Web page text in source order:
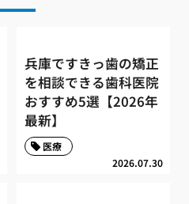
兵庫ですきっ歯の矯正
を相談できる歯科医院
おすすめ5選【2026年
最新】
2026.07.30
医療